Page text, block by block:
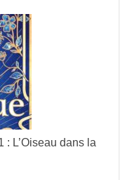
: L’Oiseau dans la